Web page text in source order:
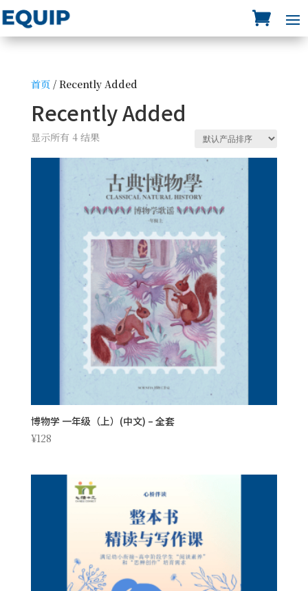
首页/ Recently Added
Recently Added
显示所有 4 结果
博物学 一年级（上）(中文) – 全套
¥128